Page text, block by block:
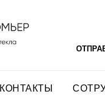
КОНТАКТЫ